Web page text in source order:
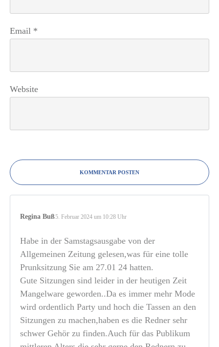
Email *
Website
KOMMENTAR POSTEN
Regina Buß5. Februar 2024 um 10:28 Uhr
Habe in der Samstagsausgabe von der
Allgemeinen Zeitung gelesen,was für eine tolle
Prunksitzung Sie am 27.01 24 hatten.
Gute Sitzungen sind leider in der heutigen Zeit
Mangelware geworden..Da es immer mehr Mode
wird ordentlich Party und hoch die Tassen an den
Sitzungen zu machen,haben es die Redner sehr
schwer Gehör zu finden.Auch für das Publikum